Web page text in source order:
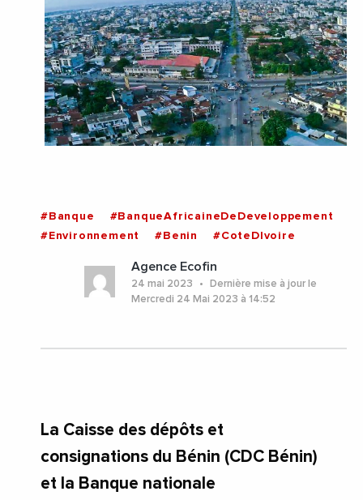
#Banque
#BanqueAfricaineDeDeveloppement
#Environnement
#Benin #CoteDIvoire
Agence Ecofin
24 mai 2023
Dernière mise à jour le
Mercredi 24 Mai 2023 à 14:52
La Caisse des dépôts et
consignations du Bénin (CDC Bénin)
et la Banque nationale